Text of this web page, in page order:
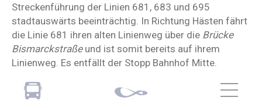
Streckenführung der Linien 681, 683 und 695
stadtauswärts beeinträchtig. In Richtung Hästen fährt
die Linie 681 ihren alten Linienweg über die Brücke
Bismarckstraßeund ist somit bereits auf ihrem
Linienweg. Es entfällt der Stopp Bahnhof Mitte.
Für die Wagen der Linien 683 (Krahenhöhe) und 695
(Meigen) erfolgt die Umleitung über den Linienweg